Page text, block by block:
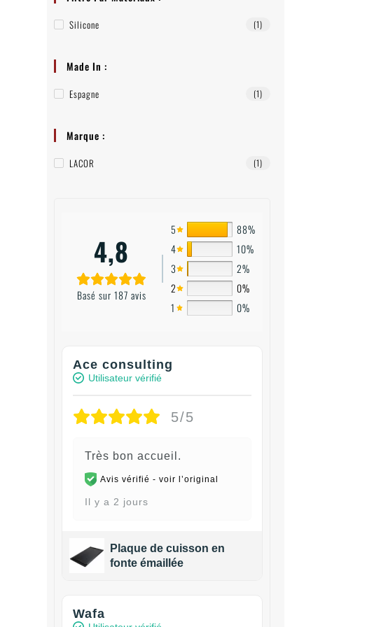
Silicone (1)
Made In :
Espagne (1)
Marque :
LACOR (1)
4,8
Basé sur 187 avis
5
88%
4
10%
3
2%
2
0%
1
0%
Ace consulting
Utilisateur vérifié
5/5
Très bon accueil.
Avis vérifié -voir l’original
Il y a 2 jours
Plaque de cuisson en
fonte émaillée
Wafa